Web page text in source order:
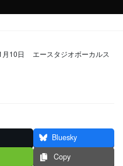
10日
エースタジオボーカルス
Bluesky
Copy